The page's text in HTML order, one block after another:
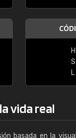
H
S
L
vida real
basada en la